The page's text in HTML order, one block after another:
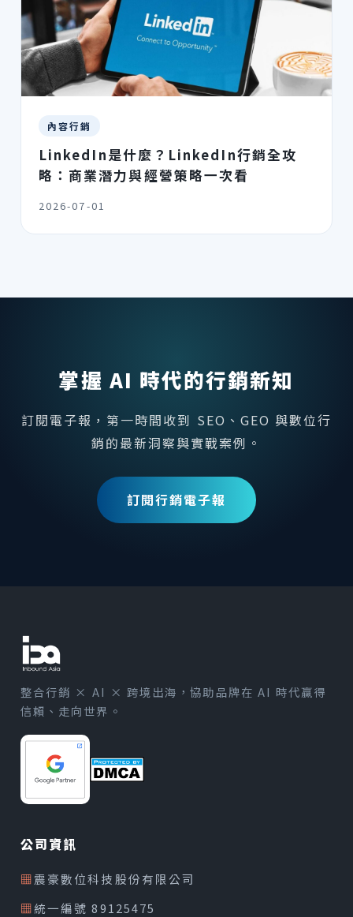
內容行銷
LinkedIn是什麼？LinkedIn行銷全攻
略：商業潛力與經營策略一次看
2026-07-01
掌握 AI 時代的行銷新知
訂閱電子報，第一時間收到 SEO、GEO 與數位行
銷的最新洞察與實戰案例。
訂閱行銷電子報
整合行銷 × AI × 跨境出海，協助品牌在 AI 時代贏得
信賴、走向世界。
公司資訊
▦震豪數位科技股份有限公司
▦統一編號 89125475